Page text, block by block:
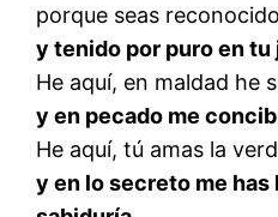
porque seas
y tenido por puro en tu
He aquí, en maldad he
y en pecado me
He aquí, tú amas la
y en lo secreto me